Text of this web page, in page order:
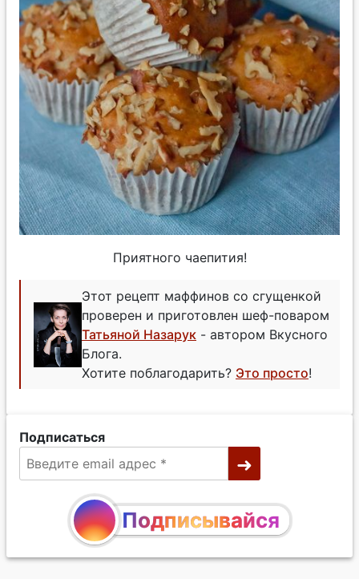
Приятного чаепития!
Этот рецепт маффинов со сгущенкой
проверен и приготовлен шеф-поваром
Татьяной Назарук - автором Вкусного
Блога.
Хотите поблагодарить? Это просто!
Подписаться
Подписывайся